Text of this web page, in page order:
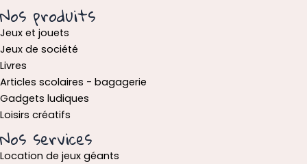
Nos produits
Jeux et jouets
Jeux de société
Livres
Articles scolaires - bagagerie
Gadgets ludiques
Loisirs créatifs
Nos services
Location de jeux géants